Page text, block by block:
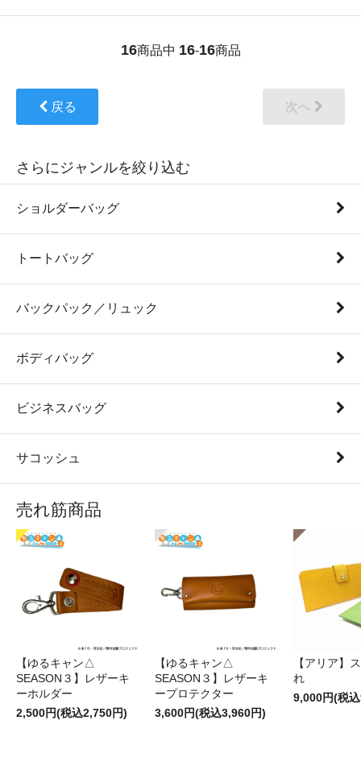
16商品中 16-16商品
戻る 次へ
さらにジャンルを絞り込む
ショルダーバッグ
トートバッグ
バックパック／リュック
ボディバッグ
ビジネスバッグ
サコッシュ
売れ筋商品
【ゆるキャン△
SEASON３】レザーキ
ーホルダー
2,500円(税込2,750円)
【ゆるキャン△
SEASON３】レザーキ
ープロテクター
3,600円(税込3,960円)
【アリア】
れ
9,000円(税